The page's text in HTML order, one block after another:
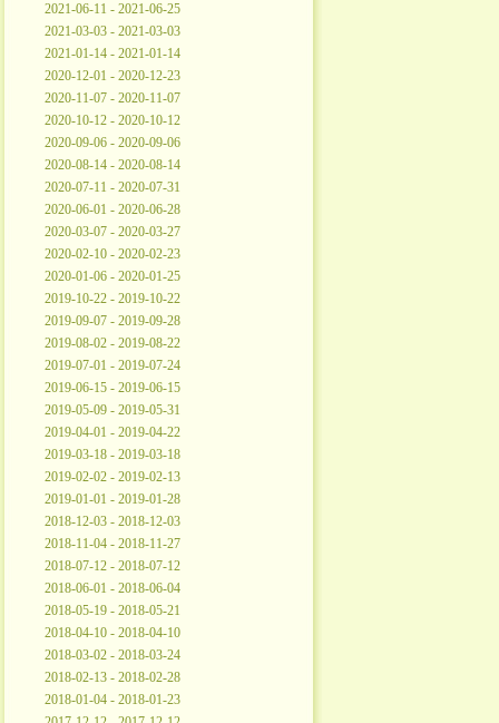
2021-06-11 - 2021-06-25
2021-03-03 - 2021-03-03
2021-01-14 - 2021-01-14
2020-12-01 - 2020-12-23
2020-11-07 - 2020-11-07
2020-10-12 - 2020-10-12
2020-09-06 - 2020-09-06
2020-08-14 - 2020-08-14
2020-07-11 - 2020-07-31
2020-06-01 - 2020-06-28
2020-03-07 - 2020-03-27
2020-02-10 - 2020-02-23
2020-01-06 - 2020-01-25
2019-10-22 - 2019-10-22
2019-09-07 - 2019-09-28
2019-08-02 - 2019-08-22
2019-07-01 - 2019-07-24
2019-06-15 - 2019-06-15
2019-05-09 - 2019-05-31
2019-04-01 - 2019-04-22
2019-03-18 - 2019-03-18
2019-02-02 - 2019-02-13
2019-01-01 - 2019-01-28
2018-12-03 - 2018-12-03
2018-11-04 - 2018-11-27
2018-07-12 - 2018-07-12
2018-06-01 - 2018-06-04
2018-05-19 - 2018-05-21
2018-04-10 - 2018-04-10
2018-03-02 - 2018-03-24
2018-02-13 - 2018-02-28
2018-01-04 - 2018-01-23